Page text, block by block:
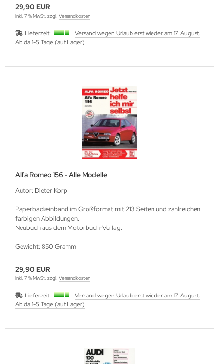
29,90 EUR
inkl. 7 % MwSt. zzgl. Versandkosten
Lieferzeit:
Versand wegen Urlaub erst wieder am 17. August.
Ab da 1-5 Tage (auf Lager)
Alfa Romeo 156 - Alle Modelle
Autor: Dieter Korp
Paperbackeinband im Großformat mit 213 Seiten und zahlreichen
farbigen Abbildungen.
Neubuch aus dem Motorbuch-Verlag.
Gewicht: 850 Gramm
29,90 EUR
inkl. 7 % MwSt. zzgl. Versandkosten
Lieferzeit:
Versand wegen Urlaub erst wieder am 17. August.
Ab da 1-5 Tage (auf Lager)
Marken